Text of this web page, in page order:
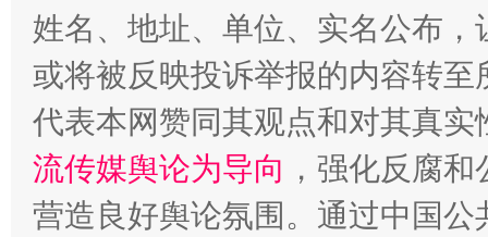
这是一记警钟！ 谢
姓名、地址、单位、实名公布
或将被反映投诉举报的内容转
代表本网赞同其观点和对其真实
流传媒舆论为导向 ，强化反腐
营造良好舆论氛围。通过中国